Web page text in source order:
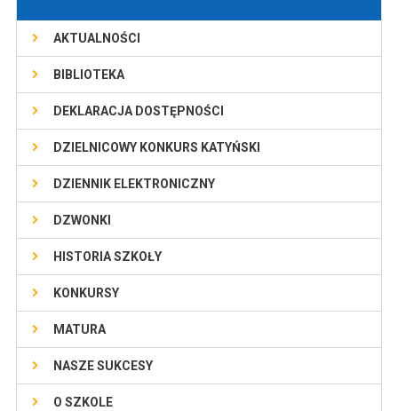
AKTUALNOŚCI
BIBLIOTEKA
DEKLARACJA DOSTĘPNOŚCI
DZIELNICOWY KONKURS KATYŃSKI
DZIENNIK ELEKTRONICZNY
DZWONKI
HISTORIA SZKOŁY
KONKURSY
MATURA
NASZE SUKCESY
O SZKOLE